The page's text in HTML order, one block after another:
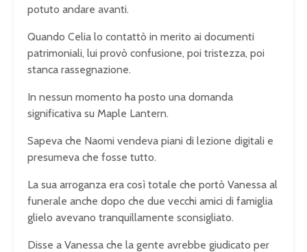
potuto andare avanti.
Quando Celia lo contattò in merito ai documenti
patrimoniali, lui provò confusione, poi tristezza, poi
stanca rassegnazione.
In nessun momento ha posto una domanda
significativa su Maple Lantern.
Sapeva che Naomi vendeva piani di lezione digitali e
presumeva che fosse tutto.
La sua arroganza era così totale che portò Vanessa al
funerale anche dopo che due vecchi amici di famiglia
glielo avevano tranquillamente sconsigliato.
Disse a Vanessa che la gente avrebbe giudicato per